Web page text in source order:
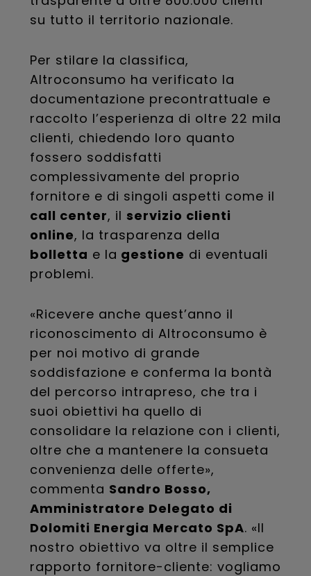
su tutto il territorio nazionale.
Per stilare la classifica,
Altroconsumo ha verificato la
documentazione precontrattuale e
raccolto l’esperienza di oltre 22 mila
clienti, chiedendo loro quanto
fossero soddisfatti
complessivamente del proprio
fornitore e di singoli aspetti come il
call center, il servizio clienti
online, la trasparenza della
bolletta e la gestione di eventuali
problemi.
«Ricevere anche quest’anno il
riconoscimento di Altroconsumo è
per noi motivo di grande
soddisfazione e conferma la bontà
del percorso intrapreso, che tra i
suoi obiettivi ha quello di
consolidare la relazione con i clienti,
oltre che a mantenere la consueta
convenienza delle offerte»,
commenta Sandro Bosso,
Amministratore Delegato di
Dolomiti Energia Mercato SpA. «Il
nostro obiettivo va oltre il semplice
rapporto fornitore-cliente: vogliamo